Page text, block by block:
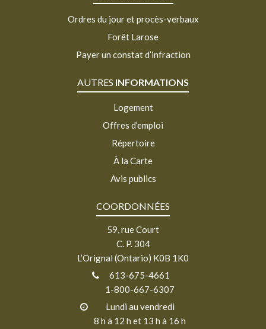
Ordres du jour et procès-verbaux
Forêt Larose
Payer un constat d’infraction
AUTRES INFORMATIONS
Logement
Offres d’emploi
Répertoire
À la Carte
Avis publics
COORDONNÉES
59, rue Court
C. P. 304
L’Orignal (Ontario) K0B 1K0
613-675-4661
1-800-667-6307
Lundi au vendredi
8 h à 12 h et 13 h à 16 h